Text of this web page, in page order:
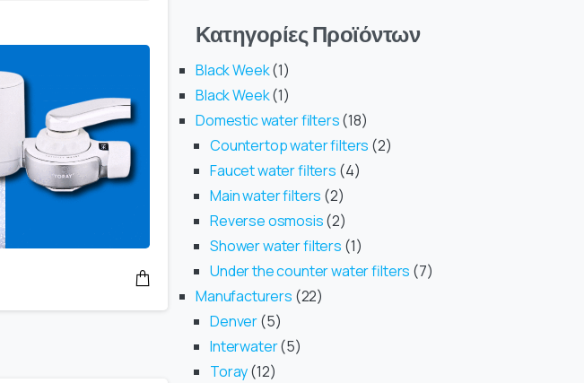
Κατηγορίες Προϊόντων
Black Week 1
Black Week 1
Domestic water filters 18
Countertop water filters 2
Faucet water filters 4
Main water filters 2
Reverse osmosis 2
Shower water filters 1
Under the counter water filters 7
Manufacturers 22
Denver 5
Interwater 5
Toray 12